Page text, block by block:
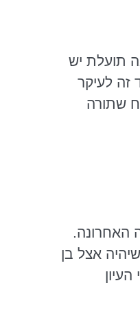
תועלת יש
זה לעיקר
שתורה
האחרונה.
אצל בן